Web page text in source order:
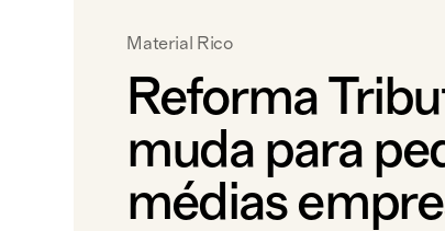
Material Rico
Reforma
muda para
médias